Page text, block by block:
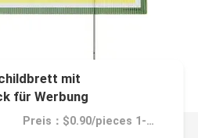
mit
für Werbung
Preis：$0.90/pieces 1-4999 pieces